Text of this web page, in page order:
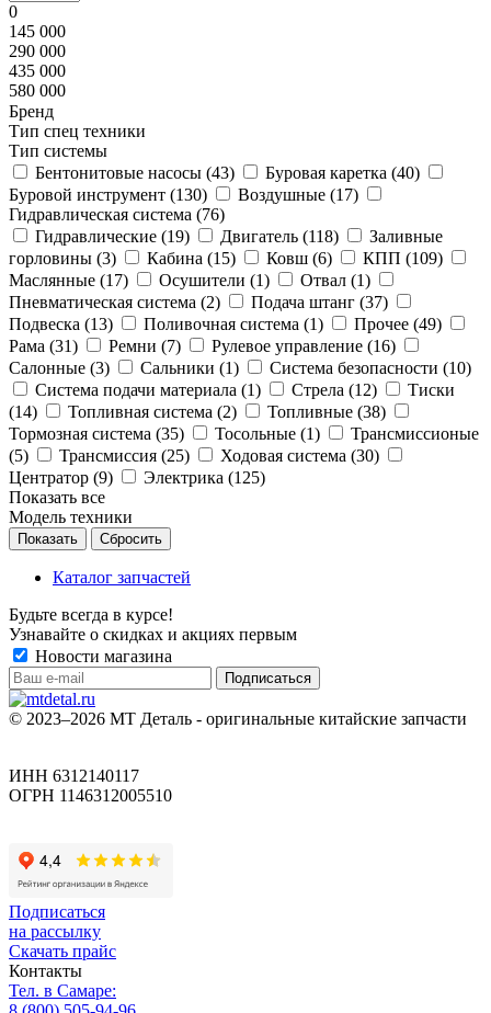
0
145 000
290 000
435 000
580 000
Бренд
Тип спец техники
Тип системы
Бентонитовые насосы (43) Буровая каретка (40)
Буровой инструмент (130) Воздушные (17)
Гидравлическая система (76)
Гидравлические (19) Двигатель (118)
Заливные
горловины (3) Кабина (15) Ковш (6) КПП (109)
Маслянные (17) Осушители (1) Отвал (1)
Пневматическая система (2) Подача штанг (37)
Подвеска (13) Поливочная система (1) Прочее (49)
Рама (31) Ремни (7) Рулевое управление (16)
Салонные (3) Сальники (1) Система безопасности (10)
Система подачи материала (1) Стрела (12)
Тиски
(14) Топливная система (2) Топливные (38)
Тормозная система (35) Тосольные (1)
Трансмиссионые
(5) Трансмиссия (25) Ходовая система (30)
Центратор (9) Электрика (125)
Показать все
Модель техники
Сбросить
Каталог запчастей
Будьте всегда в курсе!
Узнавайте о скидках и акциях первым
Новости магазина
© 2023–2026 МТ Деталь - оригинальные китайские запчасти
ИНН 6312140117
ОГРН 1146312005510
Подписаться
на рассылку
Скачать прайс
Контакты
Тел. в Самаре: